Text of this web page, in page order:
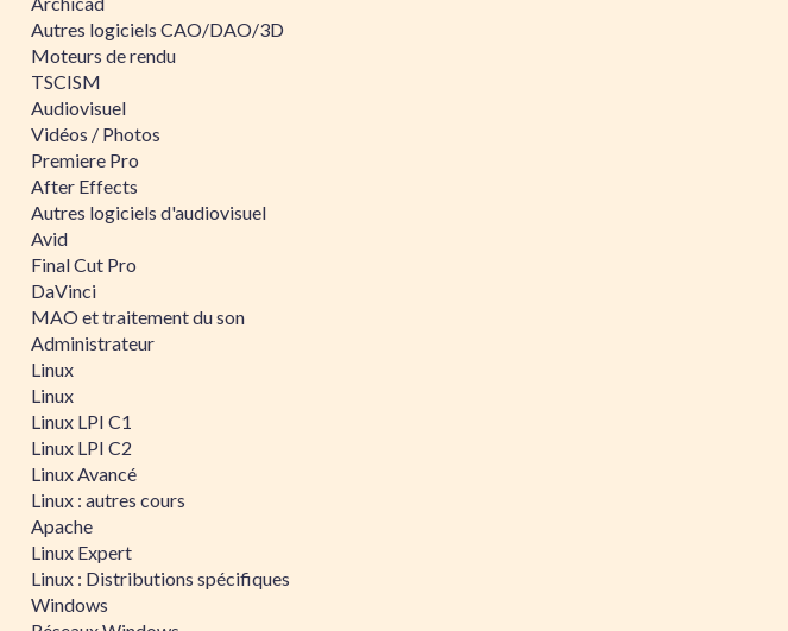
Autres logiciels CAO/DAO/3D
Moteurs de rendu
TSCISM
Audiovisuel
Vidéos / Photos
Premiere Pro
After Effects
Autres logiciels d'audiovisuel
Avid
Final Cut Pro
DaVinci
MAO et traitement du son
Administrateur
Linux
Linux
Linux LPI C1
Linux LPI C2
Linux Avancé
Linux : autres cours
Apache
Linux Expert
Linux : Distributions spécifiques
Windows